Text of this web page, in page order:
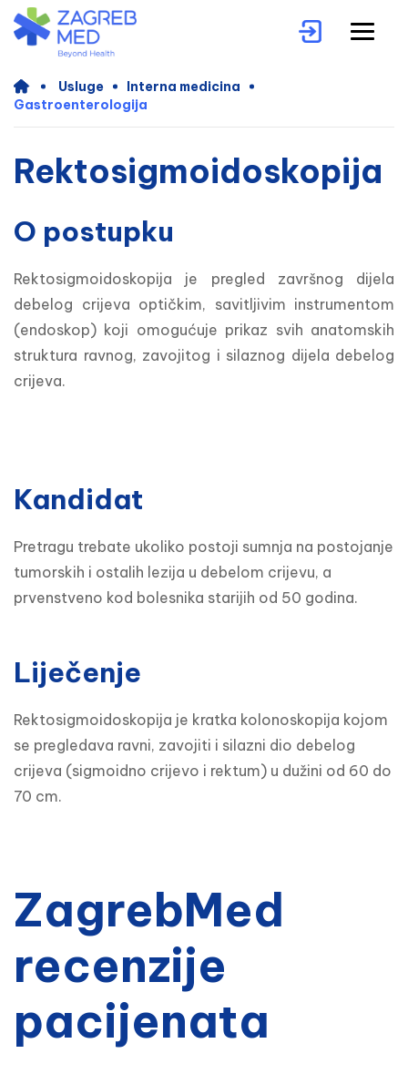
Usluge
Interna medicina
Gastroenterologija
Rektosigmoidoskopija
O postupku
Rektosigmoidoskopija je pregled završnog dijela
debelog crijeva optičkim, savitljivim instrumentom
(endoskop) koji omogućuje prikaz svih anatomskih
struktura ravnog, zavojitog i silaznog dijela debelog
crijeva.
Kandidat
Pretragu trebate ukoliko postoji sumnja na postojanje
tumorskih i ostalih lezija u debelom crijevu, a
prvenstveno kod bolesnika starijih od 50 godina.
Liječenje
Rektosigmoidoskopija je kratka kolonoskopija kojom
se pregledava ravni, zavojiti i silazni dio debelog
crijeva (sigmoidno crijevo i rektum) u dužini od 60 do
70 cm.
ZagrebMed
recenzije
pacijenata